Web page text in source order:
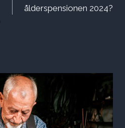
ålderspensionen 2024?